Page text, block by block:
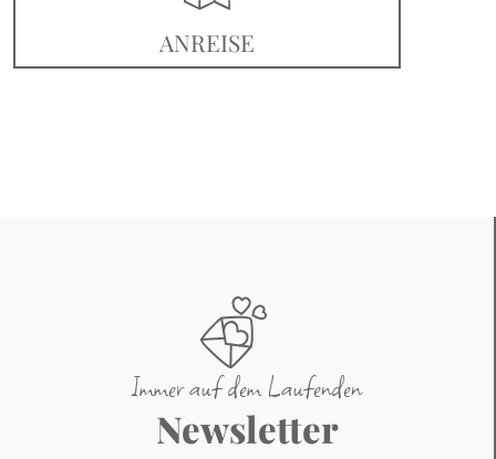
ANREISE
Immer auf dem Laufenden
Newsletter